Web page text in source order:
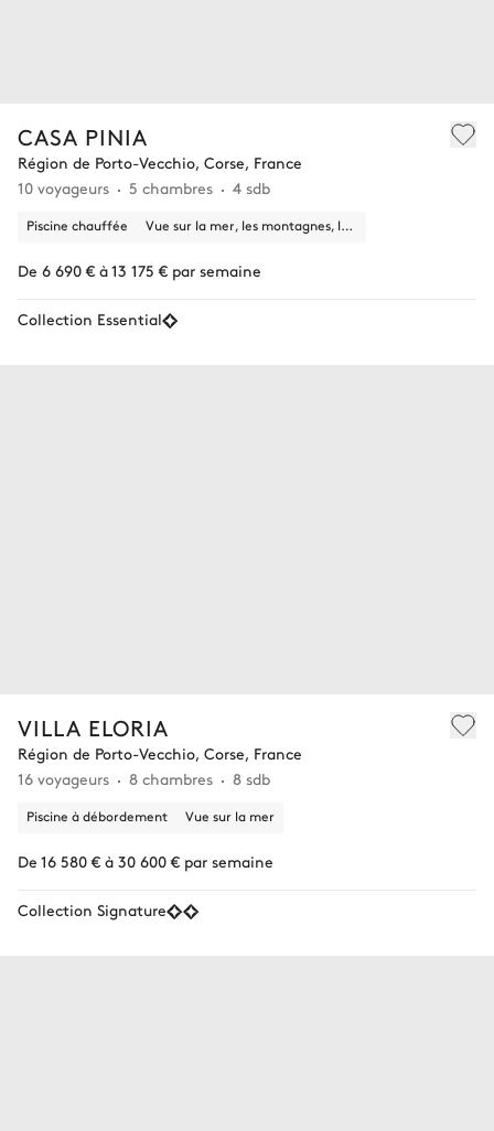
CASA PINIA
Région de Porto-Vecchio, Corse, France
10 voyageurs
5 chambres 4 sdb
Piscine chauffée Vue sur la mer, les montagnes, la nature
De 6 690 € à 13 175 € par semaine
Collection Essential
VILLA ELORIA
Région de Porto-Vecchio, Corse, France
16 voyageurs
8 chambres 8 sdb
Piscine à débordement Vue sur la mer
De 16 580 € à 30 600 € par semaine
Collection Signature